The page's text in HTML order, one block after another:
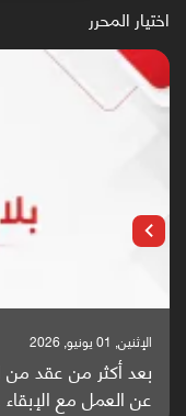
اختيار المحرر
الإثنين, 01 يونيو, 2026
بعد أكثر من عقد
عن العمل مع